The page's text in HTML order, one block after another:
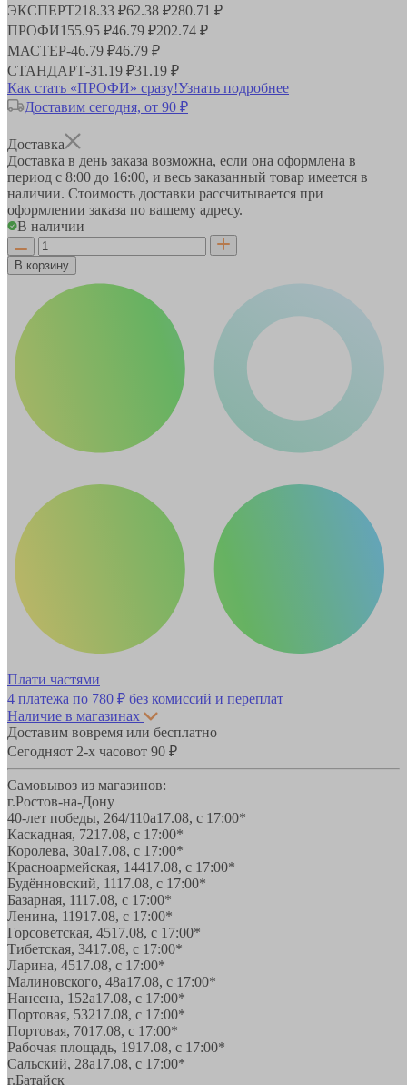
ЭКСПЕРТ218.33 ₽62.38 ₽280.71 ₽
ПРОФИ155.95 ₽46.79 ₽202.74 ₽
МАСТЕР-46.79 ₽46.79 ₽
СТАНДАРТ-31.19 ₽31.19 ₽
Как стать «ПРОФИ» сразу!Узнать подробнее
Доставим сегодня, от 90 ₽
Доставка
Доставка в день заказа возможна, если она оформлена в
период с 8:00 до 16:00, и весь заказанный товар имеется в
наличии. Стоимость доставки рассчитывается при
оформлении заказа по вашему адресу.
В наличии
В корзину
Плати частями
4 платежа по 780 ₽ без комиссий и переплат
Наличие в магазинах
Доставим вовремя или бесплатно
Сегодняот 2-х часовот 90 ₽
Самовывоз из магазинов:
г.Ростов-на-Дону
40-лет победы, 264/110а17.08, с 17:00*
Каскадная, 7217.08, с 17:00*
Королева, 30а17.08, с 17:00*
Красноармейская, 14417.08, с 17:00*
Будённовский, 1117.08, с 17:00*
Базарная, 1117.08, с 17:00*
Ленина, 11917.08, с 17:00*
Горсоветская, 4517.08, с 17:00*
Тибетская, 3417.08, с 17:00*
Ларина, 4517.08, с 17:00*
Малиновского, 48а17.08, с 17:00*
Нансена, 152а17.08, с 17:00*
Портовая, 53217.08, с 17:00*
Портовая, 7017.08, с 17:00*
Рабочая площадь, 1917.08, с 17:00*
Сальский, 28a17.08, с 17:00*
г.Батайск